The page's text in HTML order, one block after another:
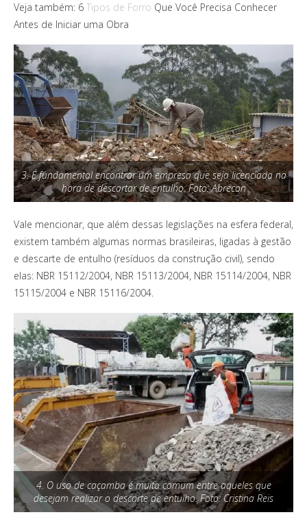
Veja também: 6 Tipos de Forro Que Você Precisa Conhecer
Antes de Iniciar uma Obra
3. É fundamental encontrar um empresa que seja licenciada na
hora de descartar de entulho. Foto: Abrecon
Vale mencionar, que além dessas legislações na esfera federal,
existem também algumas normas brasileiras, ligadas à gestão
e descarte de entulho (resíduos da construção civil), sendo
elas: NBR 15112/2004, NBR 15113/2004, NBR 15114/2004, NBR
15115/2004 e NBR 15116/2004.
4. O uso de caçamba é muito comum entre aqueles que
desejam realizar o descarte de entulho. Foto: Cristina Reis